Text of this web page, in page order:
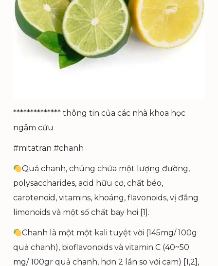
************** thông tin của các nhà khoa học
ngâm cứu
#mitatran #chanh
Quả chanh, chúng chứa một lượng đường,
polysaccharides, acid hữu cơ, chất béo,
carotenoid, vitamins, khoáng, flavonoids, vị đắng
limonoids và một số chất bay hơi [1].
Chanh là một một kali tuyệt vời (145mg/ 100g
quả chanh), bioflavonoids và vitamin C (40~50
mg/ 100gr quả chanh, hơn 2 lần so với cam) [1,2],